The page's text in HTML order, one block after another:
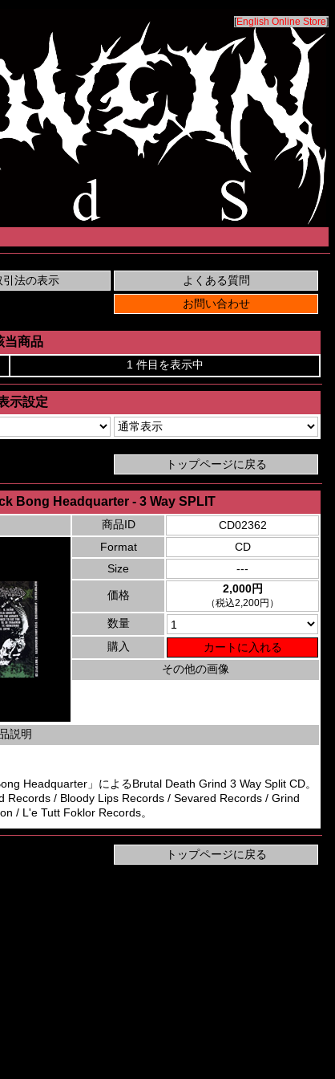
[English Online Store]
当商品
1 件目を表示中
示設定
Bong Headquarter - 3 Way SPLIT
商品ID
CD02362
Format
CD
Size
---
価格 2,000円
（税込2,200円）
数量
購入
その他の画像
説明
Headquarter」によるBrutal Death Grind 3 Way Split CD。
/ Bloody Lips Records / Sevared Records / Grind
/ L'e Tutt Foklor Records。